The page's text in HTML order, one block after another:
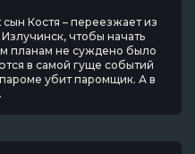
Костя – переезжает из
чтобы начать
планам не суждено было
в самой гуще событий
убит паромщик. А в